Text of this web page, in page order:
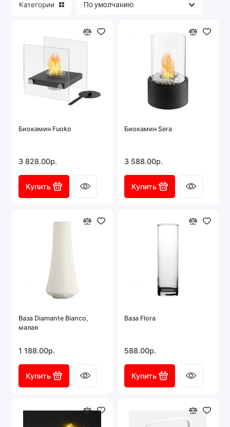
Категории
Биокамин Fuoko
3 828.00р.
Купить
Биокамин Sera
3 588.00р.
Купить
Ваза Diamante Bianco,
малая
1 188.00р.
Купить
Ваза Flora
588.00р.
Купить